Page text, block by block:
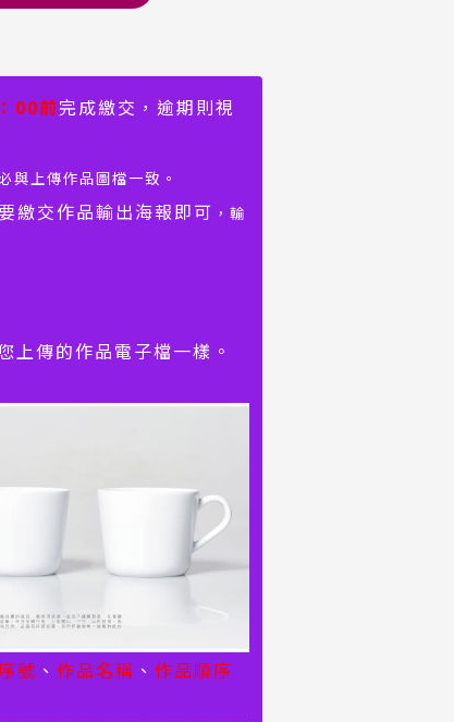
00前完成繳交，逾期則視
與上傳作品圖檔一致。
繳交作品輸出海報即可 ，輸
傳的作品電子檔一樣。
號 、 作品名稱 、 作品順序